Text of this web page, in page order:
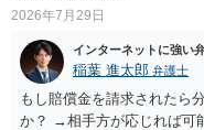
2026年7月29日
インターネットに強い
稲葉 進太郎 弁護士
もし賠償金を請求されたら
か？ →相手方が応じれば可